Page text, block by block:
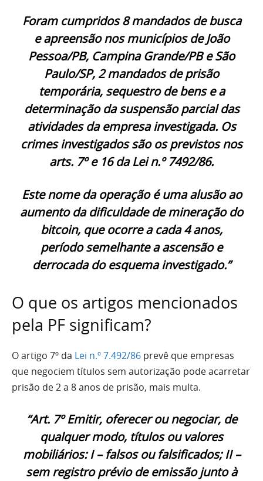
Foram cumpridos 8 mandados de busca
e apreensão nos municípios de João
Pessoa/PB, Campina Grande/PB e São
Paulo/SP, 2 mandados de prisão
temporária, sequestro de bens e a
determinação da suspensão parcial das
atividades da empresa investigada. Os
crimes investigados são os previstos nos
arts. 7º e 16 da Lei n.º 7492/86.
Este nome da operação é uma alusão ao
aumento da dificuldade de mineração do
bitcoin, que ocorre a cada 4 anos,
período semelhante a ascensão e
derrocada do esquema investigado.”
O que os artigos mencionados
pela PF significam?
O artigo 7º da Lei n.º 7.492/86 prevê que empresas
que negociem títulos sem autorização pode acarretar
prisão de 2 a 8 anos de prisão, mais multa.
“Art. 7º Emitir, oferecer ou negociar, de
qualquer modo, títulos ou valores
mobiliários: I – falsos ou falsificados; II –
sem registro prévio de emissão junto à